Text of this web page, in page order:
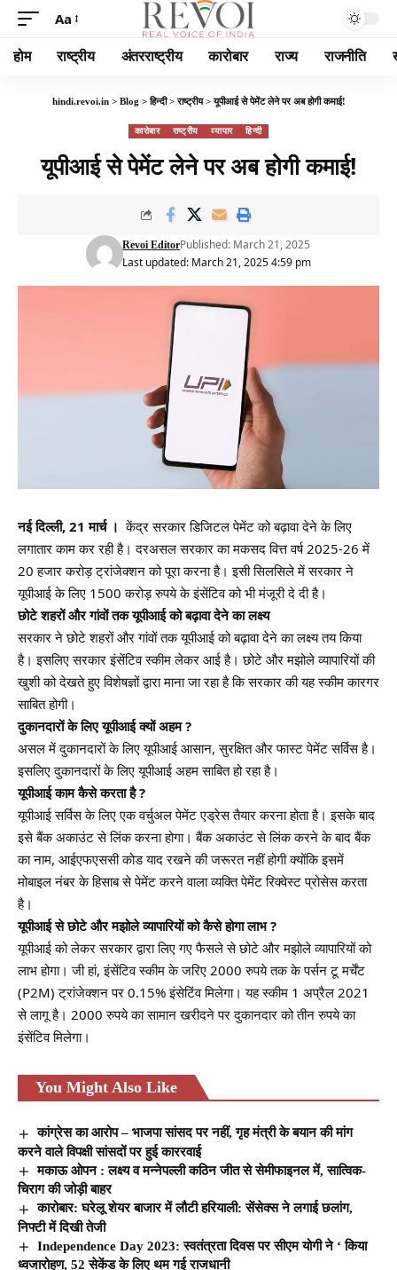
Aa
होम राष्ट्रीय अंतरराष्ट्रीय कारोबार राज्य राजनीति
hindi.revoi.in> Blog >हिन्दी>राष्ट्रीय>यूपीआई से पेमेंट लेने पर अब होगी कमाई!
कारोबार राष्ट्रीय व्यापार हिन्दी
यूपीआई से पेमेंट लेने पर अब होगी कमाई!
Last updated: March 21, 2025 4:59 pm
Revoi EditorPublished: March 21, 2025
नई दिल्ली, 21 मार्च । केंद्र सरकार डिजिटल पेमेंट को बढ़ावा देने के लिए
लगातार काम कर रही है। दरअसल सरकार का मकसद वित्त वर्ष 2025-26 में
20 हजार करोड़ ट्रांजेक्शन को पूरा करना है। इसी सिलसिले में सरकार ने
यूपीआई के लिए 1500 करोड़ रुपये के इंसेंटिव को भी मंजूरी दे दी है।
छोटे शहरों और गांवों तक यूपीआई को बढ़ावा देने का लक्ष्य
सरकार ने छोटे शहरों और गांवों तक यूपीआई को बढ़ावा देने का लक्ष्य तय किया
है। इसलिए सरकार इंसेंटिव स्कीम लेकर आई है। छोटे और मझोले व्यापारियों की
खुशी को देखते हुए विशेषज्ञों द्वारा माना जा रहा है कि सरकार की यह स्कीम कारगर
साबित होगी।
दुकानदारों के लिए यूपीआई क्यों अहम ?
असल में दुकानदारों के लिए यूपीआई आसान, सुरक्षित और फास्ट पेमेंट सर्विस है।
इसलिए दुकानदारों के लिए यूपीआई अहम साबित हो रहा है।
यूपीआई काम कैसे करता है ?
यूपीआई सर्विस के लिए एक वर्चुअल पेमेंट एड्रेस तैयार करना होता है। इसके बाद
इसे बैंक अकाउंट से लिंक करना होगा। बैंक अकाउंट से लिंक करने के बाद बैंक
का नाम, आईएफएससी कोड याद रखने की जरूरत नहीं होगी क्योंकि इसमें
मोबाइल नंबर के हिसाब से पेमेंट करने वाला व्यक्ति पेमेंट रिक्वेस्ट प्रोसेस करता
है।
यूपीआई से छोटे और मझोले व्यापारियों को कैसे होगा लाभ ?
यूपीआई को लेकर सरकार द्वारा लिए गए फैसले से छोटे और मझोले व्यापारियों को
लाभ होगा। जी हां, इंसेंटिव स्कीम के जरिए 2000 रुपये तक के पर्सन टू मर्चेंट
(P2M) ट्रांजेक्शन पर 0.15% इंसेटिंव मिलेगा। यह स्कीम 1 अप्रैल 2021
से लागू है। 2000 रुपये का सामान खरीदने पर दुकानदार को तीन रुपये का
इंसेंटिव मिलेगा।
You Might Also Like
कांग्रेस का आरोप – भाजपा सांसद पर नहीं, गृह मंत्री के बयान की मांग
करने वाले विपक्षी सांसदों पर हुई काररवाई
मकाऊ ओपन : लक्ष्य व मन्नेपल्ली कठिन जीत से सेमीफाइनल में, सात्विक-
चिराग की जोड़ी बाहर
कारोबार: घरेलू शेयर बाजार में लौटी हरियाली: सेंसेक्स ने लगाई छलांग,
निफ्टी में दिखी तेजी
Independence Day 2023: स्वतंत्रता दिवस पर सीएम योगी ने ‘ किया
ध्वजारोहण, 52 सेकेंड के लिए थम गई राजधानी